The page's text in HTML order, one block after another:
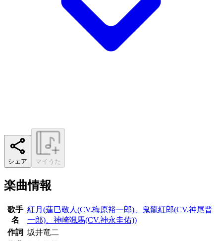
シェア マイうた
楽曲情報
歌手
名
紅月(蓮巳敬人(CV.梅原裕一郎)、鬼龍紅郎(CV.神尾晋
一郎)、神崎颯馬(CV.神永圭佑))
作詞 坂井竜二